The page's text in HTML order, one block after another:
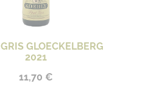
GLOECKELBERG
2021
11,70 €